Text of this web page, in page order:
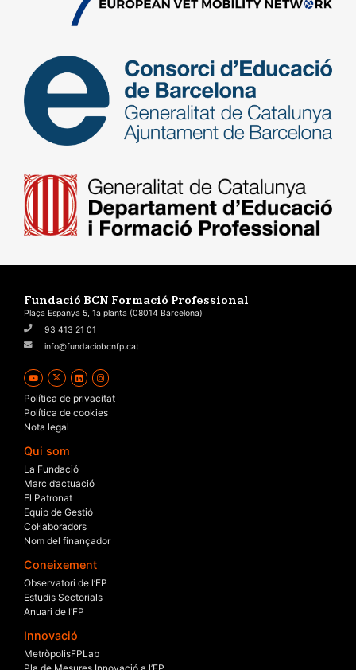
Fundació BCN Formació Professional
Plaça Espanya 5, 1a planta (08014 Barcelona)
93 413 21 01
info@fundaciobcnfp.cat
Política de privacitat
Política de cookies
Nota legal
Qui som
La Fundació
Marc d’actuació
El Patronat
Equip de Gestió
Col·laboradors
Nom del finançador
Coneixement
Observatori de l’FP
Estudis Sectorials
Anuari de l’FP
Innovació
MetròpolisFPLab